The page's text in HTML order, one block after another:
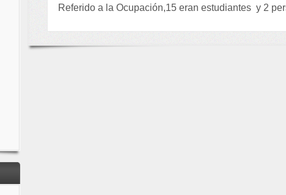
Referido a la Ocupación,15 eran estudiantes y 2